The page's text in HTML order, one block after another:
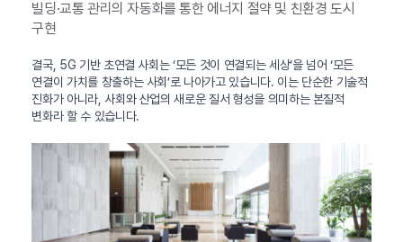
빌딩·교통 관리의 자동화를 통한 에너지 절약 및 친환경 도시
구현
결국, 5G 기반 초연결 사회는 ‘모든 것이 연결되는 세상’을 넘어 ‘모든
연결이 가치를 창출하는 사회’로 나아가고 있습니다. 이는 단순한 기술적
진화가 아니라, 사회와 산업의 새로운 질서 형성을 의미하는 본질적
변화라 할 수 있습니다.